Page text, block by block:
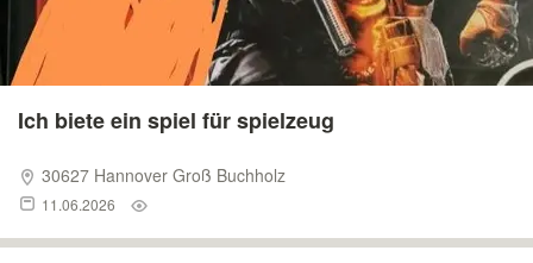
Ich biete ein spiel für spielzeug
30627 Hannover Groß Buchholz
11.06.2026